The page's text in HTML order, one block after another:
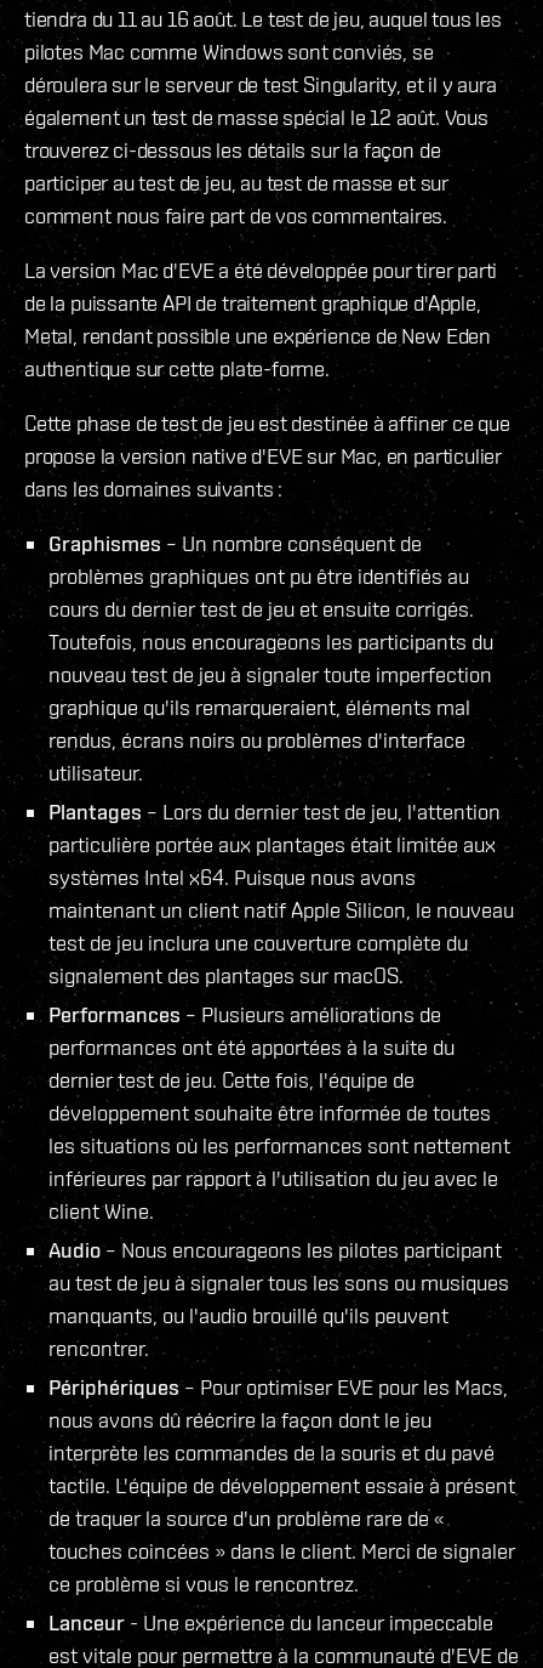
tiendra du 11 au 16 août. Le test de jeu, auquel tous les
pilotes Mac comme Windows sont conviés, se
déroulera sur le serveur de test Singularity, et il y aura
également un test de masse spécial le 12 août. Vous
trouverez ci-dessous les détails sur la façon de
participer au test de jeu, au test de masse et sur
comment nous faire part de vos commentaires.
La version Mac d'EVE a été développée pour tirer parti
de la puissante API de traitement graphique d'Apple,
Metal, rendant possible une expérience de New Eden
authentique sur cette plate-forme.
Cette phase de test de jeu est destinée à affiner ce que
propose la version native d'EVE sur Mac, en particulier
dans les domaines suivants :
Graphismes – Un nombre conséquent de
problèmes graphiques ont pu être identifiés au
cours du dernier test de jeu et ensuite corrigés.
Toutefois, nous encourageons les participants du
nouveau test de jeu à signaler toute imperfection
graphique qu'ils remarqueraient, éléments mal
rendus, écrans noirs ou problèmes d'interface
utilisateur.
Plantages – Lors du dernier test de jeu, l'attention
particulière portée aux plantages était limitée aux
systèmes Intel x64. Puisque nous avons
maintenant un client natif Apple Silicon, le nouveau
test de jeu inclura une couverture complète du
signalement des plantages sur macOS.
Performances – Plusieurs améliorations de
performances ont été apportées à la suite du
dernier test de jeu. Cette fois, l'équipe de
développement souhaite être informée de toutes
les situations où les performances sont nettement
inférieures par rapport à l'utilisation du jeu avec le
client Wine.
Audio– Nous encourageons les pilotes participant
au test de jeu à signaler tous les sons ou musiques
manquants, ou l'audio brouillé qu'ils peuvent
rencontrer.
Périphériques– Pour optimiser EVE pour les Macs,
nous avons dû réécrire la façon dont le jeu
interprète les commandes de la souris et du pavé
tactile. L'équipe de développement essaie à présent
de traquer la source d'un problème rare de «
touches coincées » dans le client. Merci de signaler
ce problème si vous le rencontrez.
Lanceur - Une expérience du lanceur impeccable
est vitale pour permettre à la communauté d'EVE de